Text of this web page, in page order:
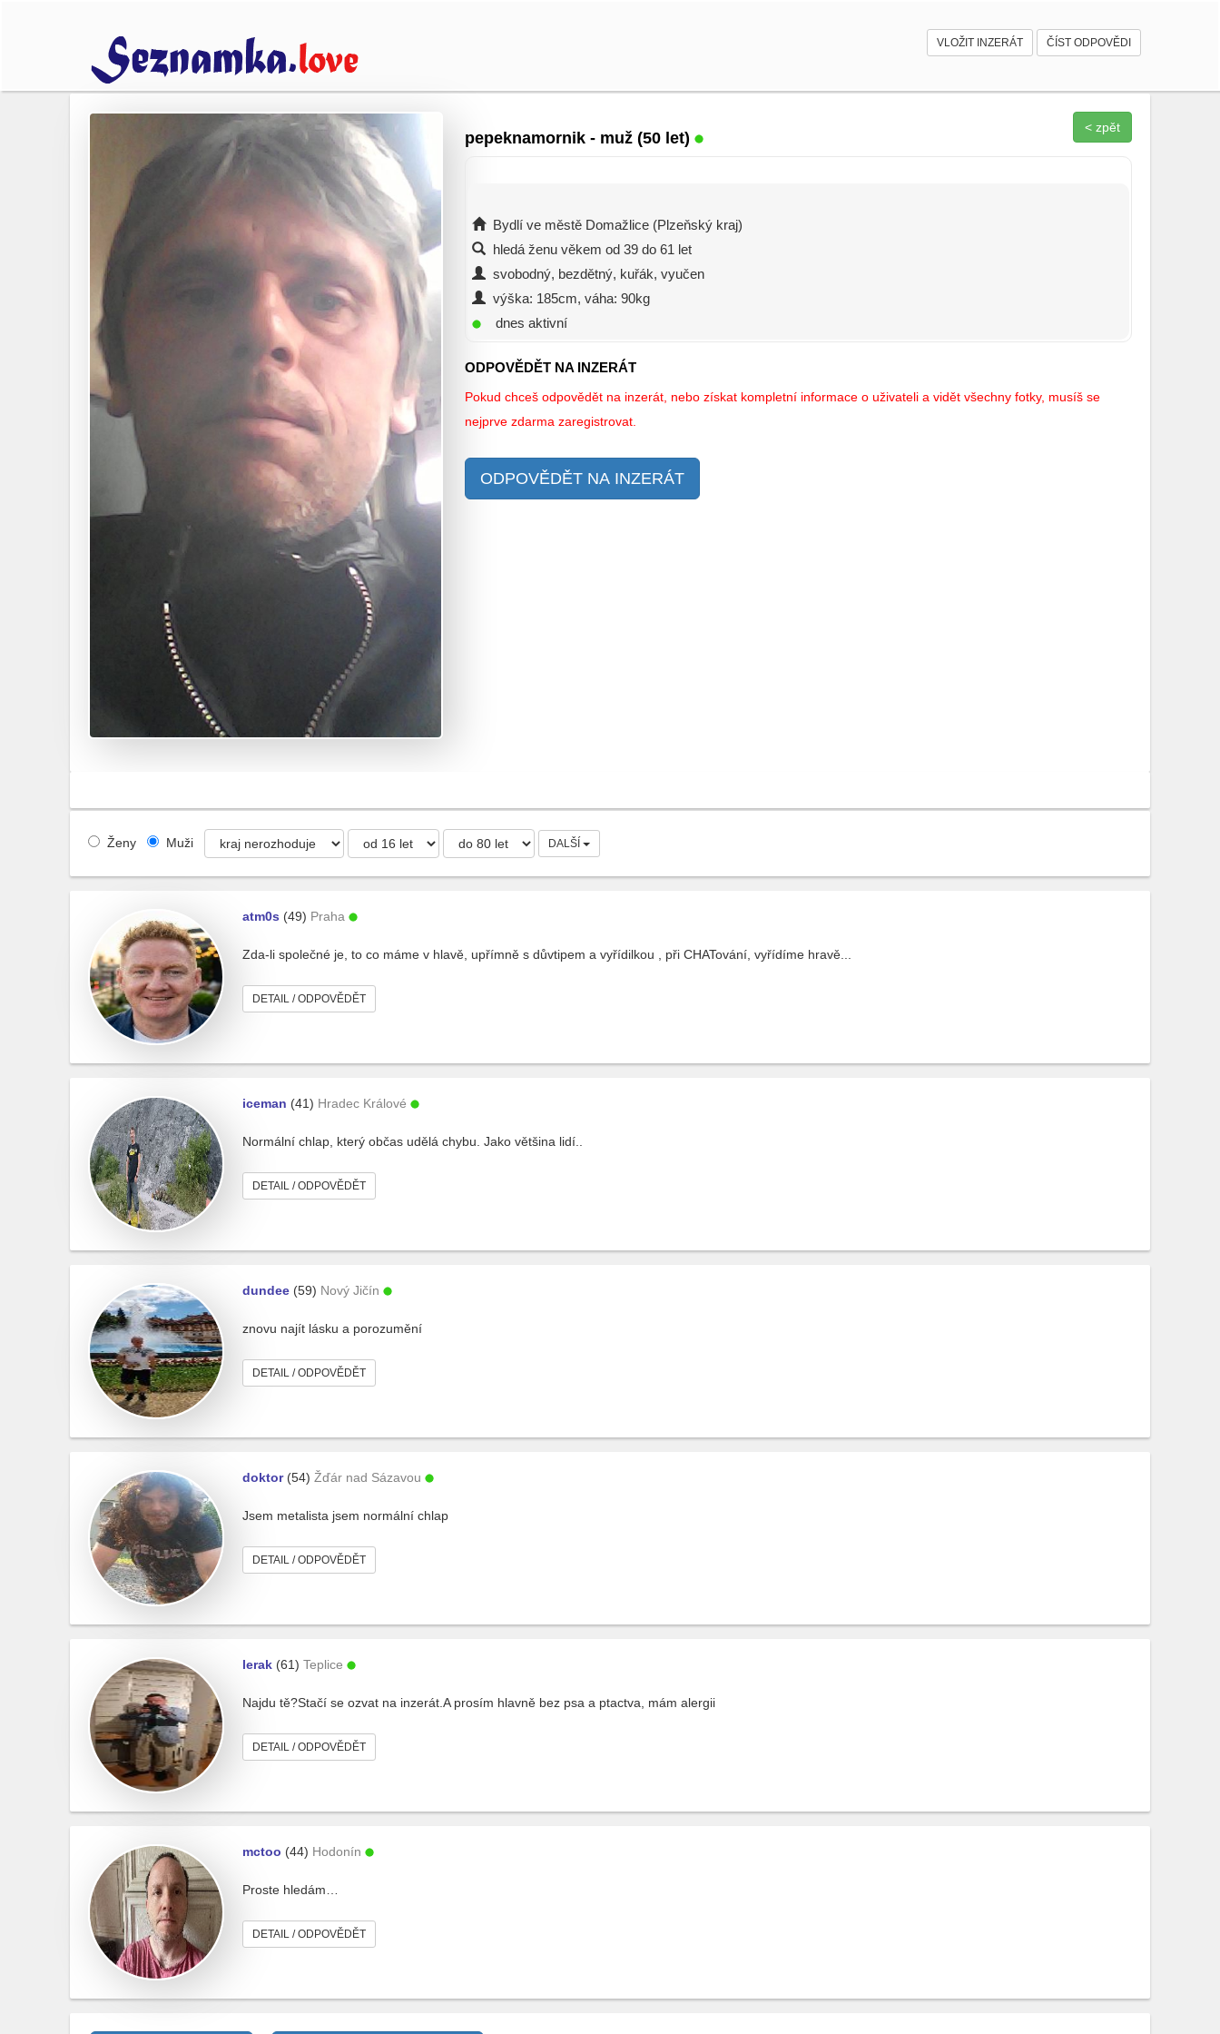
VLOŽIT INZERÁT ČÍST ODPOVĚDI
pepeknamornik - muž (50 let)
< zpět
Bydlí ve městě Domažlice (Plzeňský kraj)
hledá ženu věkem od 39 do 61 let
svobodný, bezdětný, kuřák, vyučen
výška: 185cm, váha: 90kg
dnes aktivní
ODPOVĚDĚT NA INZERÁT
Pokud chceš odpovědět na inzerát, nebo získat kompletní informace o uživateli a vidět všechny fotky, musíš se
nejprve zdarma zaregistrovat.
ODPOVĚDĚT NA INZERÁT
Ženy Muži DALŠÍ
atm0s (49) Praha
Zda-li společné je, to co máme v hlavě, upřímně s důvtipem a vyřídilkou , při CHATování, vyřídíme hravě...
DETAIL / ODPOVĚDĚT
iceman (41) Hradec Králové
Normální chlap, který občas udělá chybu. Jako většina lidí..
DETAIL / ODPOVĚDĚT
dundee (59) Nový Jičín
znovu najít lásku a porozumění
DETAIL / ODPOVĚDĚT
doktor(54) Žďár nad Sázavou
Jsem metalista jsem normální chlap
DETAIL / ODPOVĚDĚT
lerak (61) Teplice
Najdu tě?Stačí se ozvat na inzerát.A prosím hlavně bez psa a ptactva, mám alergii
DETAIL / ODPOVĚDĚT
mctoo (44) Hodonín
Proste hledám…
DETAIL / ODPOVĚDĚT